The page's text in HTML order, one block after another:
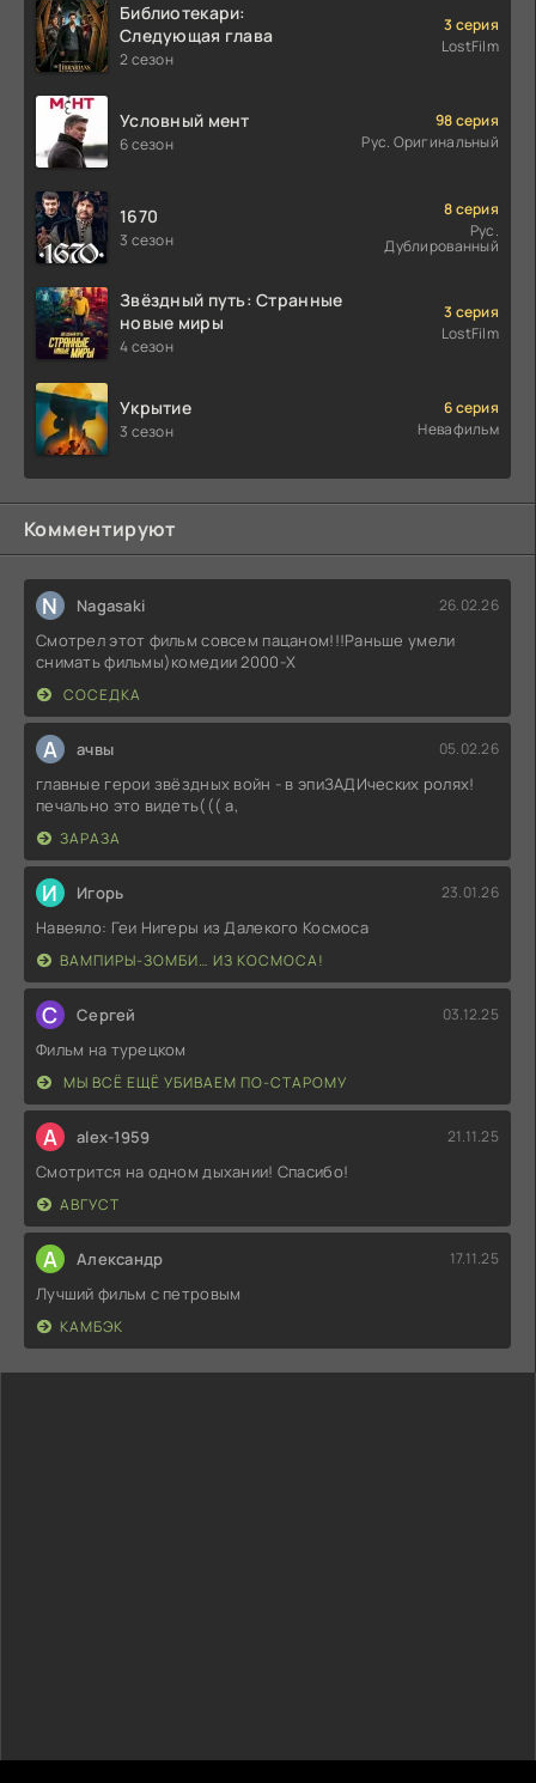
Библиотекари:
Следующая глава
2 сезон
3 серия
LostFilm
Условный мент
6 сезон
98 серия
Рус. Оригинальный
1670
3 сезон
8 серия
Рус.
Дублированный
Звёздный путь: Странные
новые миры
4 сезон
3 серия
LostFilm
Укрытие
3 сезон
6 серия
Невафильм
Комментируют
N Nagasaki 26.02.26
Смотрел этот фильм совсем пацаном!!!Раньше умели
снимать фильмы)комедии 2000-X
СОСЕДКА
А ачвы 05.02.26
главные герои звёздных войн - в эпиЗАДИческих ролях!
печально это видеть((( а,
ЗАРАЗА
И Игорь 23.01.26
Навеяло: Геи Нигеры из Далекого Космоса
ВАМПИРЫ-ЗОМБИ… ИЗ КОСМОСА!
С Сергей 03.12.25
Фильм на турецком
МЫ ВСЁ ЕЩЁ УБИВАЕМ ПО-СТАРОМУ
A alex-1959 21.11.25
Смотрится на одном дыхании! Спасибо!
АВГУСТ
А Александр 17.11.25
Лучший фильм с петровым
КАМБЭК